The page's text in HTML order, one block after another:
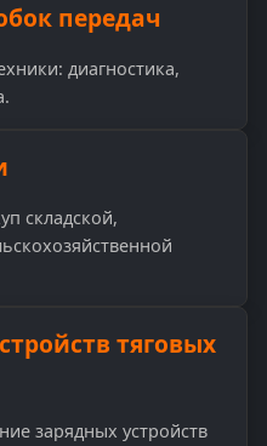
передач
диагностика,
складской,
тяговых
зарядных устройств